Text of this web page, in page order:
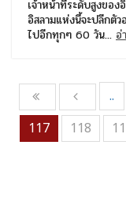
เจ้าหน้าที่ระดับสูงขอ
อิสลามแห่งนี้จะปลีกตั
ไปอีกทุกๆ 60 วัน... อ่
..
117
118